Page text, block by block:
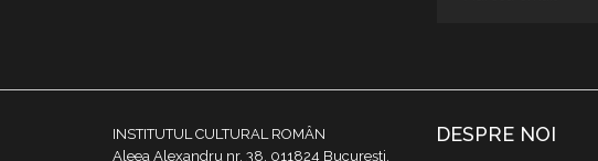
INSTITUTUL CULTURAL ROMÂN
Aleea Alexandru nr. 38, 011824 București,
DESPRE NOI